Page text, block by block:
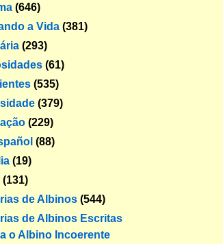
(646)
a Vida (381)
(293)
(61)
(535)
(379)
(229)
(88)
(19)
(131)
de Albinos (544)
de Albinos Escritas
o Albino Incoerente